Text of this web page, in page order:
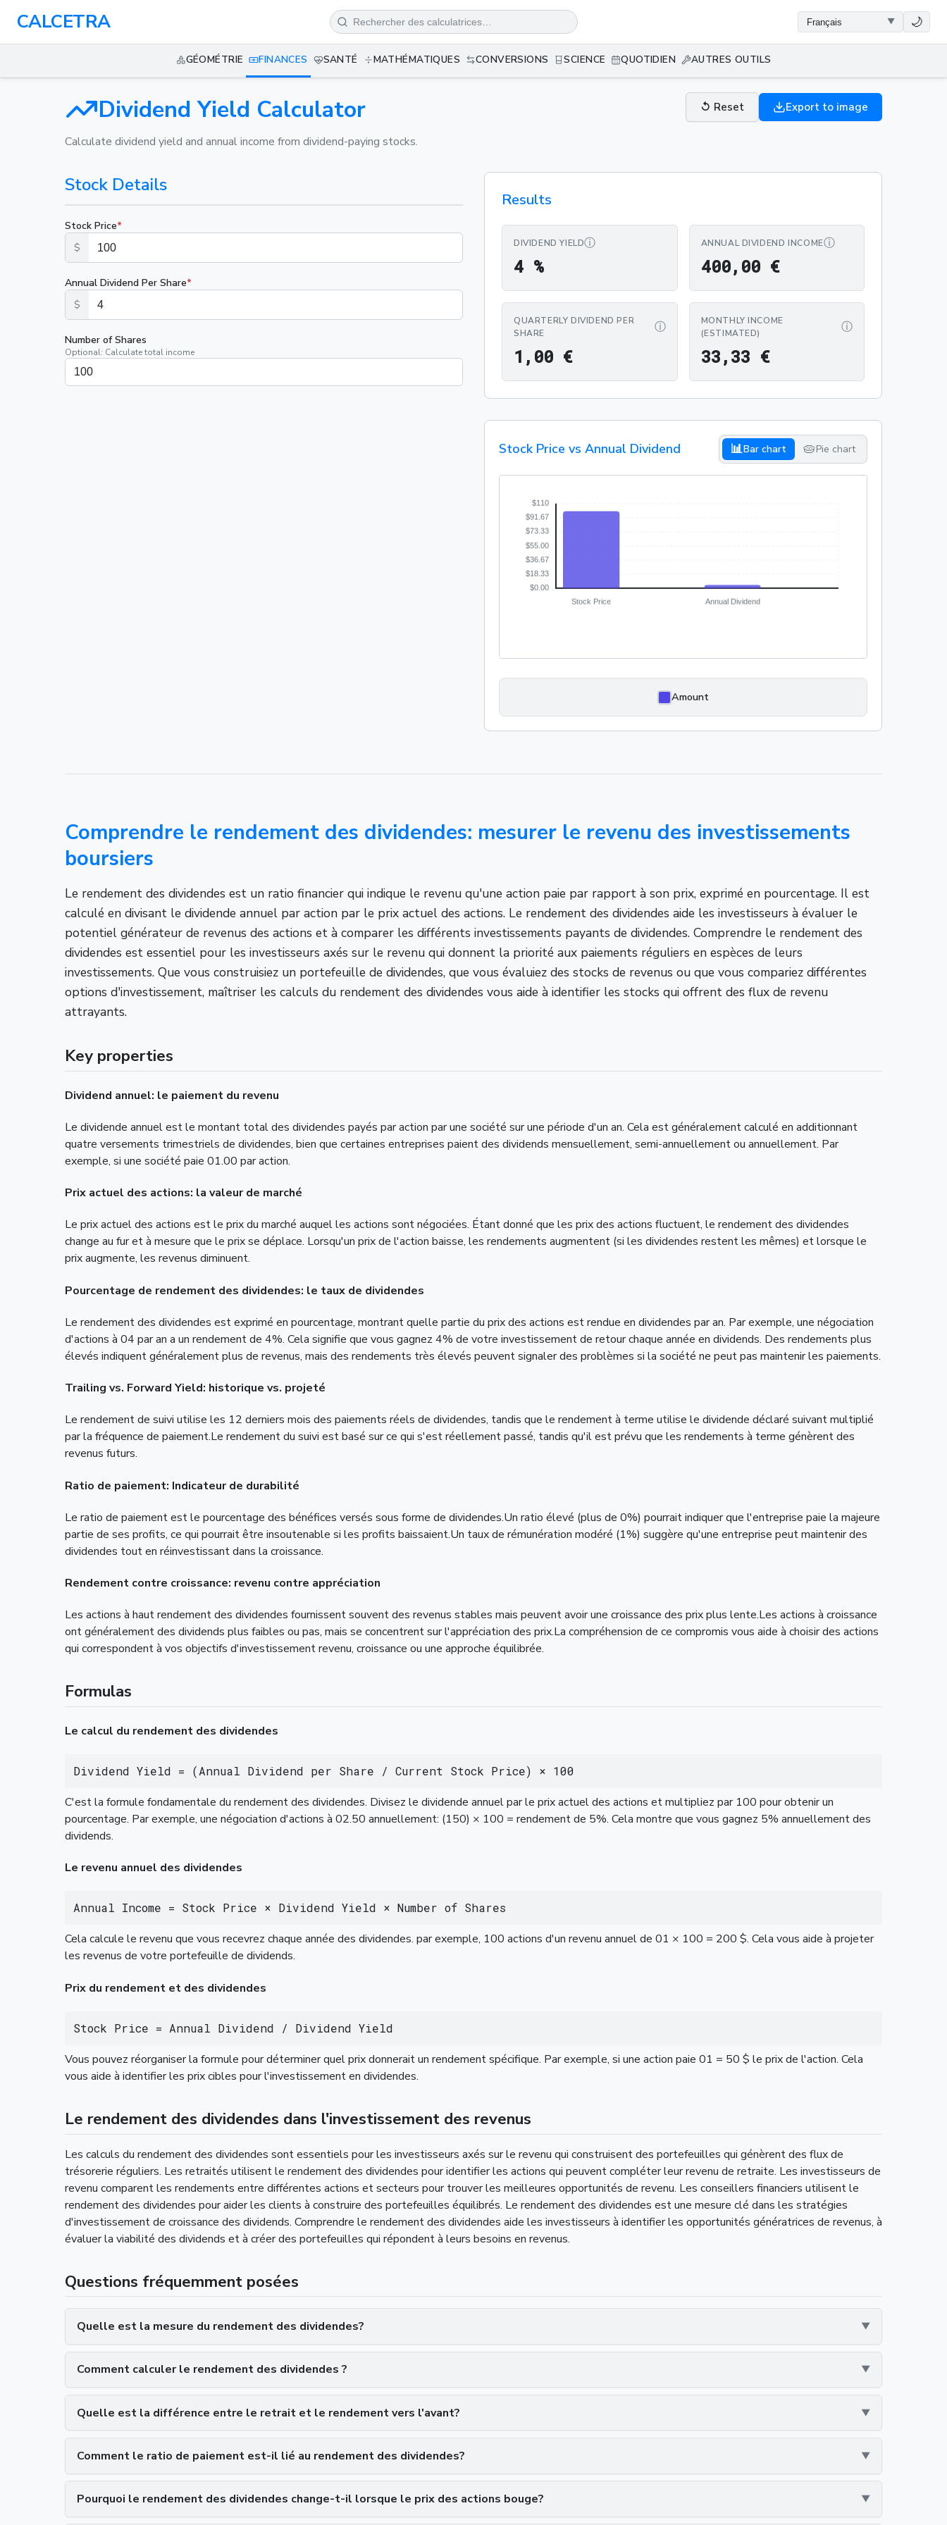
CALCETRA 🌙
GÉOMÉTRIE FINANCES SANTÉ MATHÉMATIQUES CONVERSIONS SCIENCE QUOTIDIEN AUTRES OUTILS
Dividend Yield Calculator
Calculate dividend yield and annual income from dividend-paying stocks.
↺ Reset Export to image
Stock Details
Stock Price*
$
Annual Dividend Per Share*
$
Number of Shares
Optional: Calculate total income
Results
DIVIDEND YIELDⓘ
4 %4 %
ANNUAL DIVIDEND INCOMEⓘ
400, 00 €400,00 €
QUARTERLY DIVIDEND PER
SHARE
ⓘ
1 , 00 €1,00 €
MONTHLY INCOME
(ESTIMATED)
ⓘ
33,33 €33,33 €
Stock Price vs Annual Dividend 📊Bar chart 🥧Pie chart
Amount
Comprendre le rendement des dividendes: mesurer le revenu des investissements
boursiers
Le rendement des dividendes est un ratio financier qui indique le revenu qu'une action paie par rapport à son prix, exprimé en pourcentage. Il est
calculé en divisant le dividende annuel par action par le prix actuel des actions. Le rendement des dividendes aide les investisseurs à évaluer le
potentiel générateur de revenus des actions et à comparer les différents investissements payants de dividendes. Comprendre le rendement des
dividendes est essentiel pour les investisseurs axés sur le revenu qui donnent la priorité aux paiements réguliers en espèces de leurs
investissements. Que vous construisiez un portefeuille de dividendes, que vous évaluiez des stocks de revenus ou que vous compariez différentes
options d'investissement, maîtriser les calculs du rendement des dividendes vous aide à identifier les stocks qui offrent des flux de revenu
attrayants.
Key properties
Dividend annuel: le paiement du revenu
Le dividende annuel est le montant total des dividendes payés par action par une société sur une période d'un an. Cela est généralement calculé en additionnant
quatre versements trimestriels de dividendes, bien que certaines entreprises paient des dividends mensuellement, semi-annuellement ou annuellement. Par
exemple, si une société paie 01.00 par action.
Prix actuel des actions: la valeur de marché
Le prix actuel des actions est le prix du marché auquel les actions sont négociées. Étant donné que les prix des actions fluctuent, le rendement des dividendes
change au fur et à mesure que le prix se déplace. Lorsqu'un prix de l'action baisse, les rendements augmentent (si les dividendes restent les mêmes) et lorsque le
prix augmente, les revenus diminuent.
Pourcentage de rendement des dividendes: le taux de dividendes
Le rendement des dividendes est exprimé en pourcentage, montrant quelle partie du prix des actions est rendue en dividendes par an. Par exemple, une négociation
d'actions à 04 par an a un rendement de 4%. Cela signifie que vous gagnez 4% de votre investissement de retour chaque année en dividends. Des rendements plus
élevés indiquent généralement plus de revenus, mais des rendements très élevés peuvent signaler des problèmes si la société ne peut pas maintenir les paiements.
Trailing vs. Forward Yield: historique vs. projeté
Le rendement de suivi utilise les 12 derniers mois des paiements réels de dividendes, tandis que le rendement à terme utilise le dividende déclaré suivant multiplié
par la fréquence de paiement.Le rendement du suivi est basé sur ce qui s'est réellement passé, tandis qu'il est prévu que les rendements à terme génèrent des
revenus futurs.
Ratio de paiement: Indicateur de durabilité
Le ratio de paiement est le pourcentage des bénéfices versés sous forme de dividendes.Un ratio élevé (plus de 0%) pourrait indiquer que l'entreprise paie la majeure
partie de ses profits, ce qui pourrait être insoutenable si les profits baissaient.Un taux de rémunération modéré (1%) suggère qu'une entreprise peut maintenir des
dividendes tout en réinvestissant dans la croissance.
Rendement contre croissance: revenu contre appréciation
Les actions à haut rendement des dividendes fournissent souvent des revenus stables mais peuvent avoir une croissance des prix plus lente.Les actions à croissance
ont généralement des dividends plus faibles ou pas, mais se concentrent sur l'appréciation des prix.La compréhension de ce compromis vous aide à choisir des actions
qui correspondent à vos objectifs d'investissement revenu, croissance ou une approche équilibrée.
Formulas
Le calcul du rendement des dividendes
Dividend Yield = (Annual Dividend per Share / Current Stock Price) × 100
C'est la formule fondamentale du rendement des dividendes. Divisez le dividende annuel par le prix actuel des actions et multipliez par 100 pour obtenir un
pourcentage. Par exemple, une négociation d'actions à 02.50 annuellement: (150) × 100 = rendement de 5%. Cela montre que vous gagnez 5% annuellement des
dividends.
Le revenu annuel des dividendes
Annual Income = Stock Price × Dividend Yield × Number of Shares
Cela calcule le revenu que vous recevrez chaque année des dividendes. par exemple, 100 actions d'un revenu annuel de 01 × 100 = 200 $. Cela vous aide à projeter
les revenus de votre portefeuille de dividends.
Prix du rendement et des dividendes
Stock Price = Annual Dividend / Dividend Yield
Vous pouvez réorganiser la formule pour déterminer quel prix donnerait un rendement spécifique. Par exemple, si une action paie 01 = 50 $ le prix de l'action. Cela
vous aide à identifier les prix cibles pour l'investissement en dividendes.
Le rendement des dividendes dans l'investissement des revenus
Les calculs du rendement des dividendes sont essentiels pour les investisseurs axés sur le revenu qui construisent des portefeuilles qui génèrent des flux de
trésorerie réguliers. Les retraités utilisent le rendement des dividendes pour identifier les actions qui peuvent compléter leur revenu de retraite. Les investisseurs de
revenu comparent les rendements entre différentes actions et secteurs pour trouver les meilleures opportunités de revenu. Les conseillers financiers utilisent le
rendement des dividendes pour aider les clients à construire des portefeuilles équilibrés. Le rendement des dividendes est une mesure clé dans les stratégies
d'investissement de croissance des dividends. Comprendre le rendement des dividendes aide les investisseurs à identifier les opportunités génératrices de revenus, à
évaluer la viabilité des dividends et à créer des portefeuilles qui répondent à leurs besoins en revenus.
Questions fréquemment posées
Quelle est la mesure du rendement des dividendes?
Comment calculer le rendement des dividendes ?
Quelle est la différence entre le retrait et le rendement vers l'avant?
Comment le ratio de paiement est-il lié au rendement des dividendes?
Pourquoi le rendement des dividendes change-t-il lorsque le prix des actions bouge?